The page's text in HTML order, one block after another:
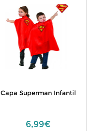
Capa Superman Infantil
6,99€